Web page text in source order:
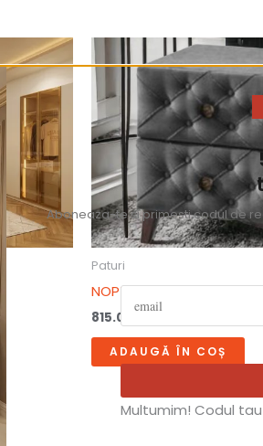
Paturi
NOPTIERA TAPITATA
815.00
ADAUGĂ ÎN COȘ
Aboneaza-te si primesti codul de
Multumim! Codul